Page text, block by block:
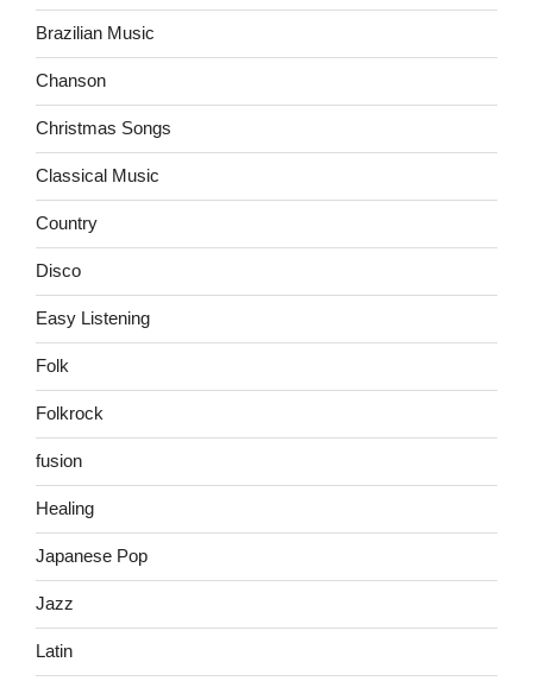
Brazilian Music
Chanson
Christmas Songs
Classical Music
Country
Disco
Easy Listening
Folk
Folkrock
fusion
Healing
Japanese Pop
Jazz
Latin